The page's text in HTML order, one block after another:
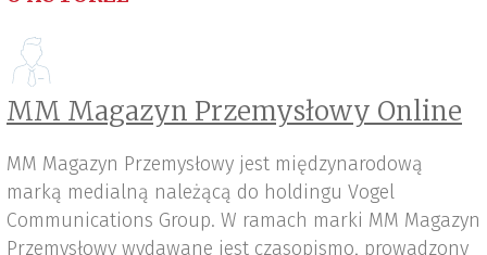
MM Magazyn Przemysłowy Online
MM Magazyn Przemysłowy jest międzynarodową
marką medialną należącą do holdingu Vogel
Communications Group. W ramach marki MM Magazyn
Przemysłowy wydawane jest czasopismo, prowadzony